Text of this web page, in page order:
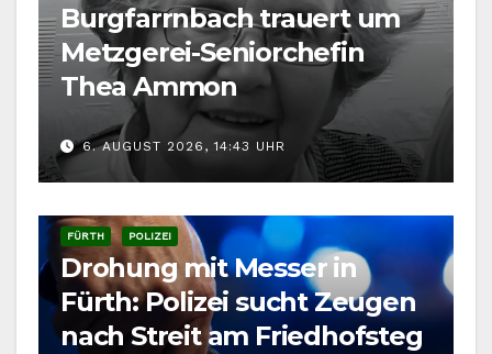
Burgfarrnbach trauert um
Metzgerei-Seniorchefin
Thea Ammon
6. AUGUST 2026, 14:43 UHR
FÜRTH POLIZEI
Drohung mit Messer in
Fürth: Polizei sucht Zeugen
nach Streit am Friedhofsteg